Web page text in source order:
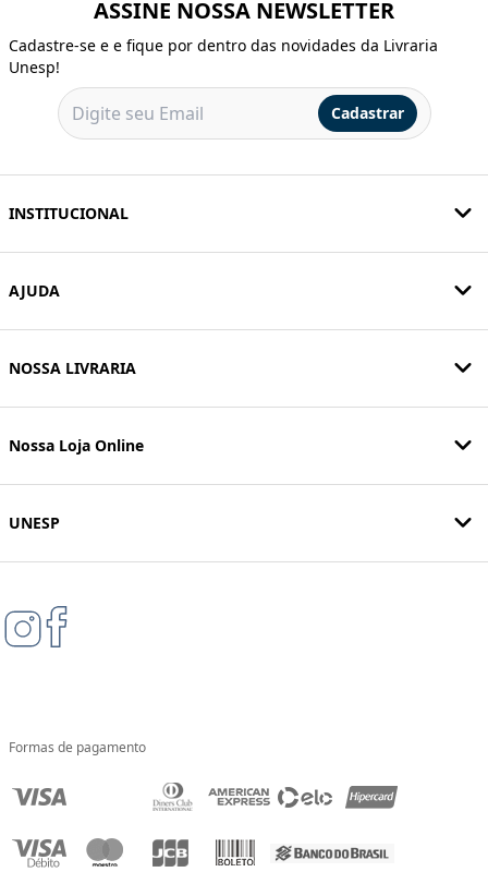
ASSINE NOSSA NEWSLETTER
Cadastre-se e e fique por dentro das novidades da Livraria
Unesp!
Cadastrar
INSTITUCIONAL
AJUDA
NOSSA LIVRARIA
Nossa Loja Online
UNESP
Formas de pagamento